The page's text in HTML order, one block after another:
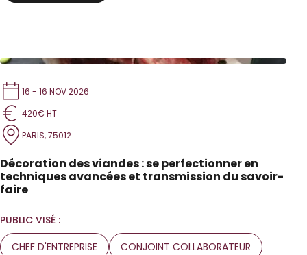
16 - 16 NOV 2026
420€ HT
PARIS, 75012
Décoration des viandes : se perfectionner en
techniques avancées et transmission du savoir-
faire
PUBLIC VISÉ :
CHEF D'ENTREPRISE
CONJOINT COLLABORATEUR